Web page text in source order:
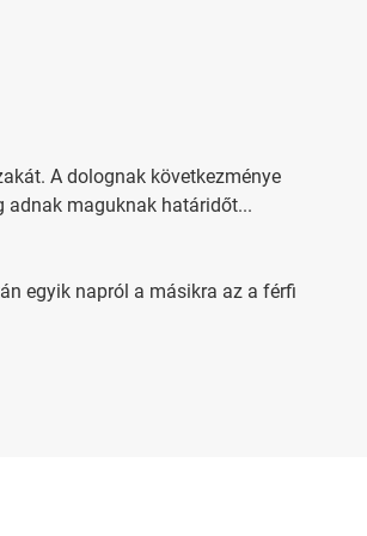
A dolognak következménye
adnak maguknak határidőt...
egyik napról a másikra az a férfi